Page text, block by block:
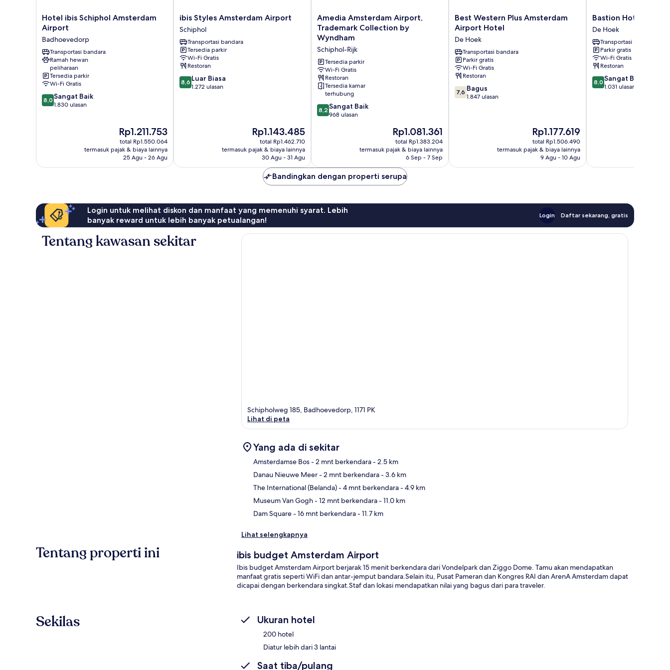
Hotel
ibis
Schiphol
Amsterdam
Airport
Badhoevedorp
Hotel ibis Schiphol Amsterdam
Airport
Badhoevedorp
Transportasi bandara
Ramah hewan
peliharaan
Tersedia parkir
Wi-Fi Gratis
8.0
dari
8,0 Sangat Baik
1.830 ulasan
Harga
sekarang
Rp1.211.753
Rp1.211.753
total Rp1.550.064
termasuk pajak & biaya lainnya
25 Agu - 26 Agu
ibis
Styles
Amsterdam
Airport
Schiphol
ibis Styles Amsterdam Airport
Schiphol
Transportasi bandara
Tersedia parkir
Wi-Fi Gratis
Restoran
8.6
dari
8,6 Luar Biasa
1.272 ulasan
Harga
sekarang
Rp1.143.485
Rp1.143.485
total Rp1.462.710
termasuk pajak & biaya lainnya
30 Agu - 31 Agu
Amedia
Amsterdam
Airport,
Trademark
Collection
by
Wyndham
Schiphol-
Rijk
Amedia Amsterdam Airport,
Trademark Collection by
Wyndham
Schiphol-Rijk
Tersedia parkir
Wi-Fi Gratis
Restoran
Tersedia kamar
terhubung
8.2
dari
8,2 Sangat Baik
968 ulasan
Harga
sekarang
Rp1.081.361
Rp1.081.361
total Rp1.383.204
termasuk pajak & biaya lainnya
6 Sep - 7 Sep
Best
Western
Plus
Amsterdam
Airport
Hotel
De
Hoek
Best Western Plus Amsterdam
Airport Hotel
De Hoek
Transportasi bandara
Parkir gratis
Wi-Fi Gratis
Restoran
7.6
dari
7,6 Bagus
1.847 ulasan
Harga
sekarang
Rp1.177.619
Rp1.177.619
total Rp1.506.490
termasuk pajak & biaya lainnya
9 Agu - 10 Agu
Bastion
Hotel
Amsterdam
Airport
De
Hoek
Bastion Hotel
De Hoek
Transportasi bandara
Parkir gratis
Wi-Fi Gratis
Restoran
8.0
dari
8,0 Sangat Baik
1.031 ulasan
Bandingkan dengan properti serupa
Login untuk melihat diskon dan manfaat yang memenuhi syarat. Lebih
banyak reward untuk lebih banyak petualangan!
Login Daftar sekarang, gratis
Tentang kawasan sekitar
Schipholweg 185, Badhoevedorp, 1171 PK
Lihat di peta
Yang ada di sekitar
Amsterdamse Bos- 2 mnt berkendara- 2.5 km
Danau Nieuwe Meer- 2 mnt berkendara- 3.6 km
The International (Belanda)- 4 mnt berkendara- 4.9 km
Museum Van Gogh- 12 mnt berkendara- 11.0 km
Dam Square- 16 mnt berkendara- 11.7 km
Lihat selengkapnya
Tentang properti ini ibis budget Amsterdam Airport
Ibis budget Amsterdam Airport berjarak 15 menit berkendara dari Vondelpark dan Ziggo Dome. Tamu akan mendapatkan
manfaat gratis seperti WiFi dan antar-jemput bandara.Selain itu, Pusat Pameran dan Kongres RAI dan ArenA Amsterdam dapat
dicapai dengan berkendara singkat.Staf dan lokasi mendapatkan nilai yang bagus dari para traveler.
Sekilas Ukuran hotel
200 hotel
Diatur lebih dari 3 lantai
Saat tiba/pulang